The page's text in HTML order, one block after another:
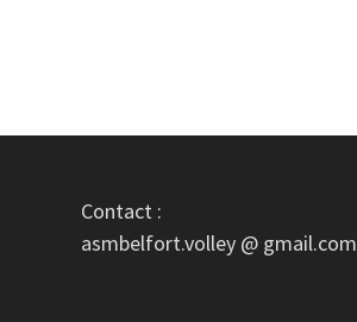
Contact :
asmbelfort.volley @ gmail.com